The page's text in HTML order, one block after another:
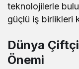
teknolojilerle
güçlü iş birlikleri
Dünya
Önemi